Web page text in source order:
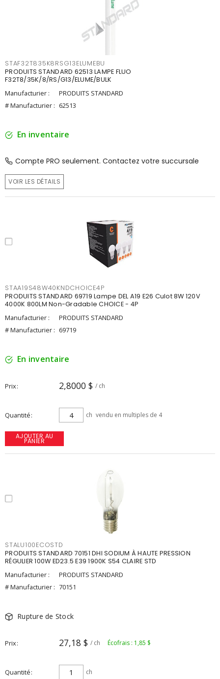
STAF32T835K8RSG13ELUMEBU
PRODUITS STANDARD 62513 LAMPE FLUO
F32T8/35K/8/RS/G13/ELUME/BULK
Manufacturier :
PRODUITS STANDARD
# Manufacturier : 62513
En inventaire
Compte PRO seulement. Contactez votre succursale
VOIR LES DÉTAILS
STAA19S48W40KNDCHOICE4P
PRODUITS STANDARD 69719 Lampe DEL A19 E26 Culot 8W 120V
4000K 800LM Non-Gradable CHOICE - 4P
Manufacturier :
PRODUITS STANDARD
# Manufacturier : 69719
En inventaire
Prix 2,8000 $ / ch
Quantité ch vendu en multiples de 4
AJOUTER AU
PANIER
STALU100ECOSTD
PRODUITS STANDARD 70151 DHI SODIUM À HAUTE PRESSION
RÉGULIER 100W ED23.5 E39 1900K S54 CLAIRE STD
Manufacturier :
PRODUITS STANDARD
# Manufacturier : 70151
Rupture de Stock
Prix 27,18 $ / ch Écofrais : 1,85 $
Quantité ch